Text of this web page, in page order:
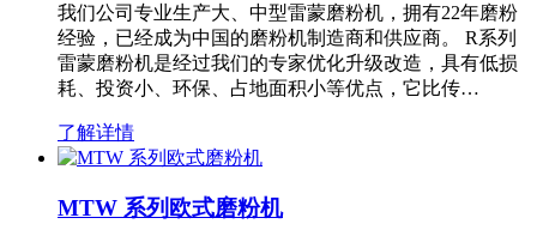
我们公司专业生产大、中型雷蒙磨粉机，拥有22年磨粉
经验，已经成为中国的磨粉机制造商和供应商。 R系列
雷蒙磨粉机是经过我们的专家优化升级改造，具有低损
耗、投资小、环保、占地面积小等优点，它比传…
了解详情
MTW 系列欧式磨粉机